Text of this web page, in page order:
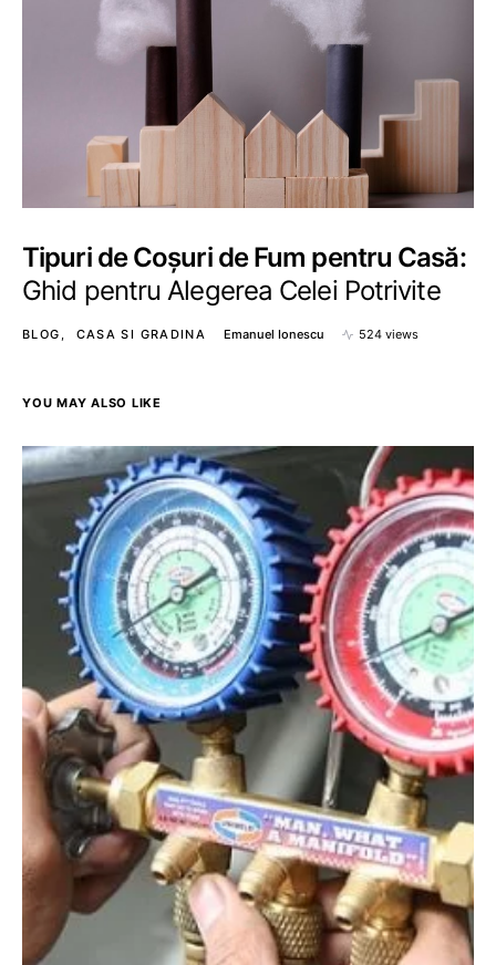
Tipuri de Coșuri de Fum pentru Casă:
Ghid pentru Alegerea Celei Potrivite
BLOG CASA SI GRADINA Emanuel Ionescu 524 views
YOU MAY ALSO LIKE